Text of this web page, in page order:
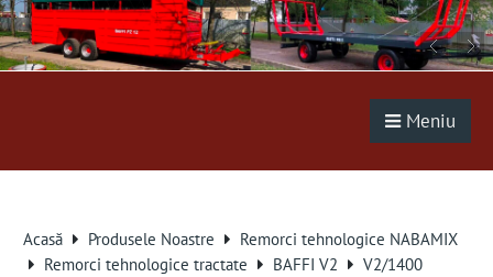
Meniu
Acasă Produsele Noastre
Remorci tehnologice NABAMIX
Remorci tehnologice tractate
BAFFI V2 V2/1400